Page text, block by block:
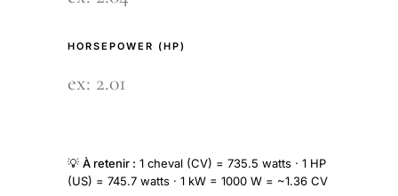
HORSEPOWER (HP)
💡 À retenir : 1 cheval (CV) = 735.5 watts · 1 HP
(US) = 745.7 watts · 1 kW = 1000 W = ~1.36 CV